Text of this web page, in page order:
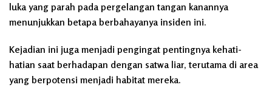
luka yang parah pada pergelangan tangan kanannya
menunjukkan betapa berbahayanya insiden ini.
Kejadian ini juga menjadi pengingat pentingnya kehati-
hatian saat berhadapan dengan satwa liar, terutama di area
yang berpotensi menjadi habitat mereka.